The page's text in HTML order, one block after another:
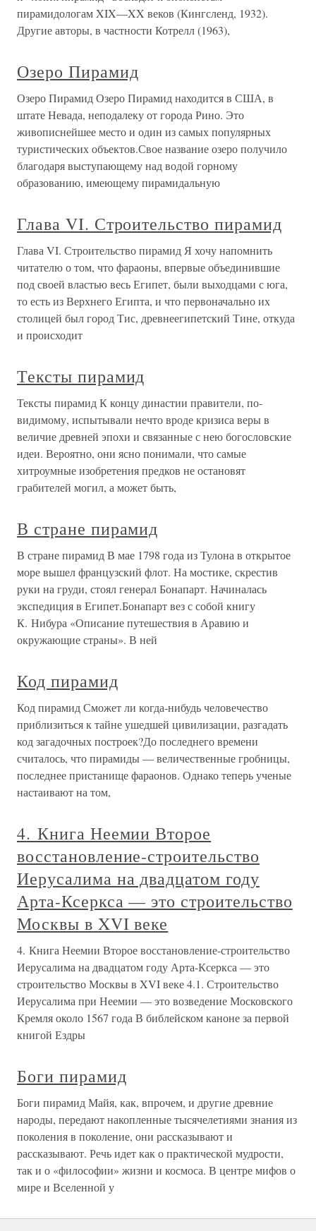
пирамидологам XIX—XX веков (Кингсленд, 1932).
Другие авторы, в частности Котрелл (1963),
Озеро Пирамид
Озеро Пирамид Озеро Пирамид находится в США, в
штате Невада, неподалеку от города Рино. Это
живописнейшее место и один из самых популярных
туристических объектов.Свое название озеро получило
благодаря выступающему над водой горному
образованию, имеющему пирамидальную
Глава VI. Строительство пирамид
Глава VI. Строительство пирамид Я хочу напомнить
читателю о том, что фараоны, впервые объединившие
под своей властью весь Египет, были выходцами с юга,
то есть из Верхнего Египта, и что первоначально их
столицей был город Тис, древнеегипетский Тине, откуда
и происходит
Тексты пирамид
Тексты пирамид К концу династии правители, по-
видимому, испытывали нечто вроде кризиса веры в
величие древней эпохи и связанные с нею богословские
идеи. Вероятно, они ясно понимали, что самые
хитроумные изобретения предков не остановят
грабителей могил, а может быть,
В стране пирамид
В стране пирамид В мае 1798 года из Тулона в открытое
море вышел французский флот. На мостике, скрестив
руки на груди, стоял генерал Бонапарт. Начиналась
экспедиция в Египет.Бонапарт вез с собой книгу
К. Нибура «Описание путешествия в Аравию и
окружающие страны». В ней
Код пирамид
Код пирамид Сможет ли когда-нибудь человечество
приблизиться к тайне ушедшей цивилизации, разгадать
код загадочных построек?До последнего времени
считалось, что пирамиды — величественные гробницы,
последнее пристанище фараонов. Однако теперь ученые
настаивают на том,
4. Книга Неемии Второе
восстановление-строительство
Иерусалима на двадцатом году
Арта-Ксеркса — это строительство
Москвы в XVI веке
4. Книга Неемии Второе восстановление-строительство
Иерусалима на двадцатом году Арта-Ксеркса — это
строительство Москвы в XVI веке 4.1. Строительство
Иерусалима при Неемии — это возведение Московского
Кремля около 1567 года В библейском каноне за первой
книгой Ездры
Боги пирамид
Боги пирамид Майя, как, впрочем, и другие древние
народы, передают накопленные тысячелетиями знания из
поколения в поколение, они рассказывают и
рассказывают. Речь идет как о практической мудрости,
так и о «философии» жизни и космоса. В центре мифов о
мире и Вселенной у